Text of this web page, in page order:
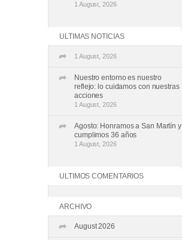
1 August, 2026
ULTIMAS NOTICIAS
1 August, 2026
Nuestro entorno es nuestro
reflejo: lo cuidamos con nuestras
acciones
1 August, 2026
Agosto: Honramos a San Martín y
cumplimos 36 años
1 August, 2026
ULTIMOS COMENTARIOS
ARCHIVO
August 2026